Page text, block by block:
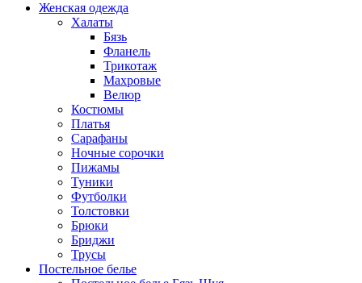
Женская одежда
Халаты
Бязь
Фланель
Трикотаж
Махровые
Велюр
Костюмы
Платья
Сарафаны
Ночные сорочки
Пижамы
Туники
Футболки
Толстовки
Брюки
Бриджи
Трусы
Постельное белье